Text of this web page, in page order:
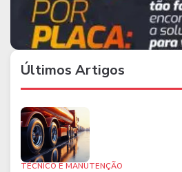
Últimos Artigos
TÉCNICO E MANUTENÇÃO